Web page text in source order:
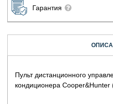
Гарантия
Пульт дистанционного
кондиционера Cooper&Hunter